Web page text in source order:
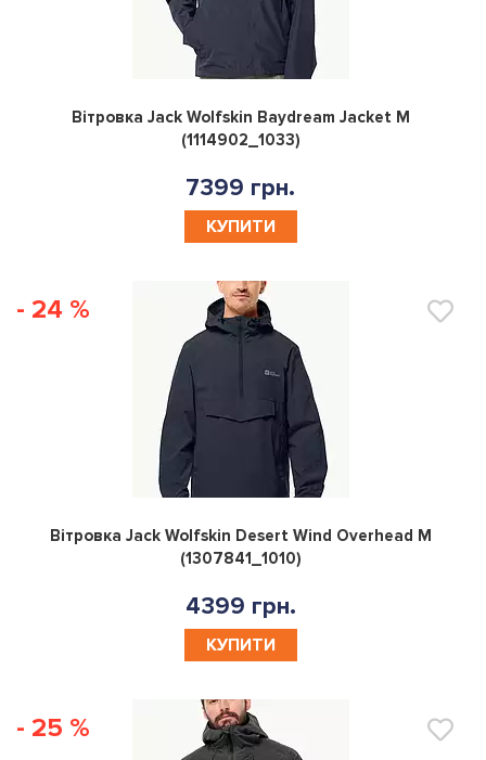
0
Вітровка Jack Wolfskin Baydream Jacket M
(1114902_1033)
7399 грн.
КУПИТИ
- 24 %
0
Вітровка Jack Wolfskin Desert Wind Overhead M
(1307841_1010)
4399 грн.
КУПИТИ
- 25 %